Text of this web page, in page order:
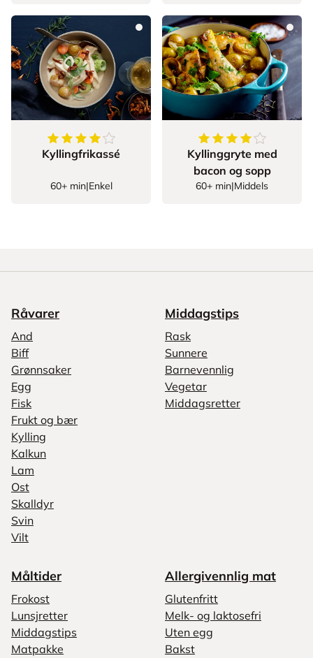
4.2av5 stjerner
Kyllingfrikassé
60+ min|Enkel
4.6av5 stjerner
Kyllinggryte med
bacon og sopp
60+ min|Middels
Råvarer
And
Biff
Grønnsaker
Egg
Fisk
Frukt og bær
Kylling
Kalkun
Lam
Ost
Skalldyr
Svin
Vilt
Middagstips
Rask
Sunnere
Barnevennlig
Vegetar
Middagsretter
Måltider
Frokost
Lunsjretter
Middagstips
Matpakke
Allergivennlig mat
Glutenfritt
Melk- og laktosefri
Uten egg
Bakst